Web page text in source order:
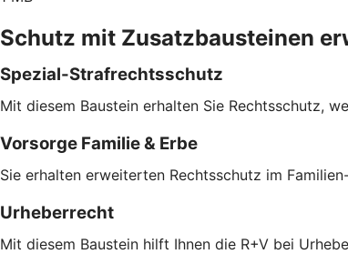
Schutz mit Zusatzbausteinen
Spezial-Strafrechtsschutz
Mit diesem Baustein erhalten Sie Rechtsschutz,
Vorsorge Familie & Erbe
Sie erhalten erweiterten Rechtsschutz im
Urheberrecht
Mit diesem Baustein hilft Ihnen die R+V bei